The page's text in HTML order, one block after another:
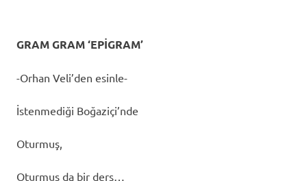
GRAM GRAM ‘EPİGRAM’
-Orhan Veli’den esinle-
İstenmediği Boğaziçi’nde
Oturmuş,
Oturmuş da bir ders…